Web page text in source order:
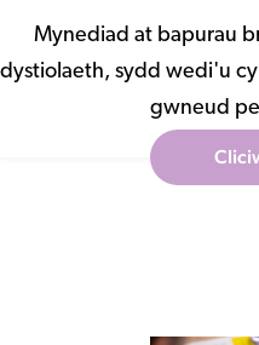
Mynediad at bapurau
dystiolaeth, sydd wedi'u
gwneud